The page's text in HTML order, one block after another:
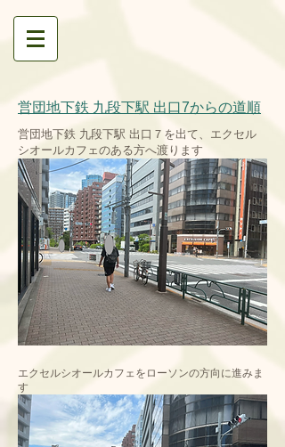
営団地下鉄 九段下駅 出口7からの道順
営団地下鉄 九段下駅 出口７を出て、エクセル
シオールカフェのある方へ渡ります
エクセルシオールカフェをローソンの方向に進みま
す